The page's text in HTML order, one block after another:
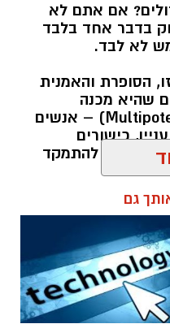
אם אתם לא
בדבר אחד בלבד
לא לבד.
הסופרת והאמנית
שהיא מכנה
"רבי־פוטנציאל" (Multipotentialites) – אנשים
כישורים
במקום להתמקד
גם